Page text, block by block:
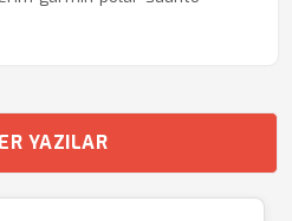
YAZILAR